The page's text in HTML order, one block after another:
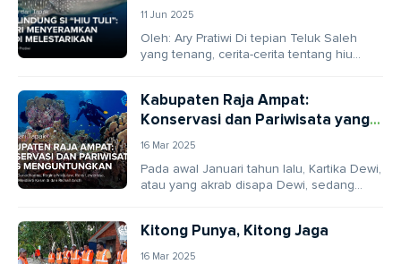
11 Jun 2025
Oleh: Ary Pratiwi Di tepian Teluk Saleh
yang tenang, cerita-cerita tentang hiu
Kabupaten Raja Ampat:
Konservasi dan Pariwisata yang
Menguntungkan
16 Mar 2025
Pada awal Januari tahun lalu, Kartika Dewi,
atau yang akrab disapa Dewi, sedang
Kitong Punya, Kitong Jaga
16 Mar 2025